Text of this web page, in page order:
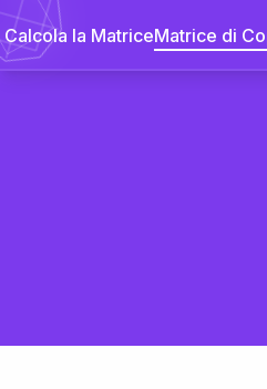
Calcola la MatriceMatrice di